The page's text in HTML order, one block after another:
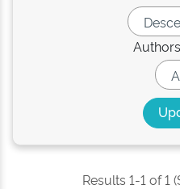
Results 1-1 of 1